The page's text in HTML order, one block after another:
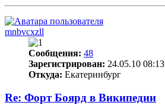
mnbvcxzll
Сообщения: 48
Зарегистрирован: 24.05.10 08:13
Откуда: Екатеринбург
Re: Форт Боярд в Википедии